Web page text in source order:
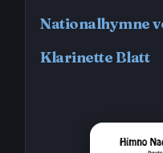
Nationalhymne
Klarinette Blatt